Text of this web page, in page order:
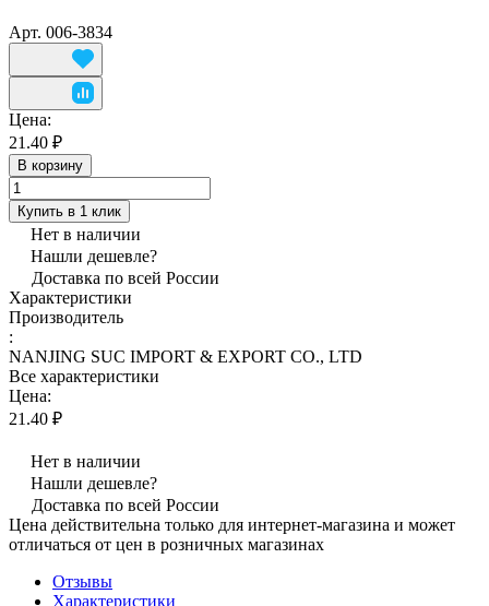
Арт. 006-3834
Цена:
21.40 ₽
В корзину
Купить в 1 клик
Нет в наличии
Нашли дешевле?
Доставка по всей России
Характеристики
Производитель
:
NANJING SUC IMPORT & EXPORT CO., LTD
Все характеристики
Цена:
21.40 ₽
Нет в наличии
Нашли дешевле?
Доставка по всей России
Цена действительна только для интернет-магазина и может
отличаться от цен в розничных магазинах
Отзывы
Характеристики